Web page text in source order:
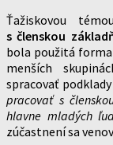
Ťažiskovou
s členskou
bola použitá
menších
spracovať
pracovať s
hlavne mladých
zúčastnení sa